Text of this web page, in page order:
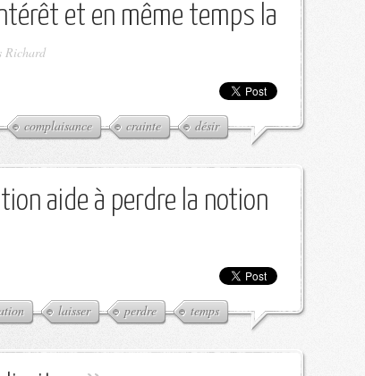
et en même temps la
Richard
complaisance crainte désir
aide à perdre la notion
laisser perdre temps